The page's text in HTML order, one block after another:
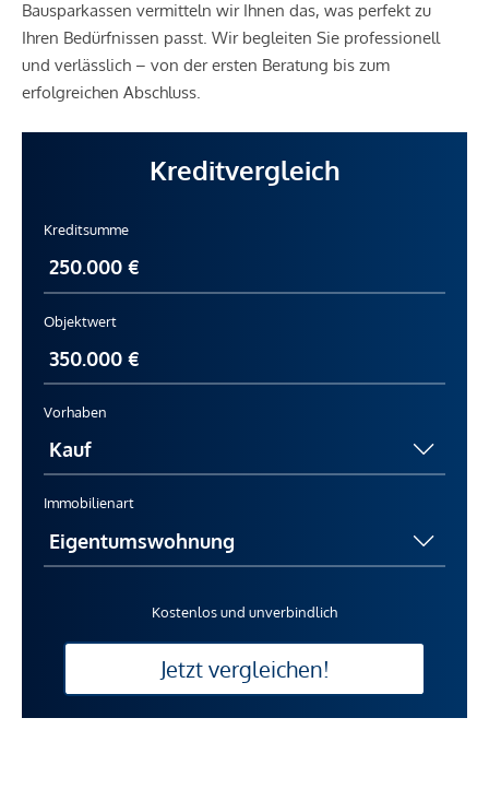
Bausparkassen vermitteln wir Ihnen das, was perfekt zu
Ihren Bedürfnissen passt. Wir begleiten Sie professionell
und verlässlich – von der ersten Beratung bis zum
erfolgreichen Abschluss.
Kreditvergleich
Kreditsumme
Objektwert
Vorhaben
Immobilienart
Kostenlos und unverbindlich
Jetzt vergleichen!